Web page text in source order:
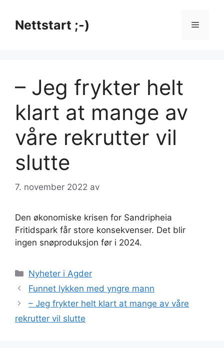
innholdNettstart ;-) Meny
– Jeg frykter helt
klart at mange av
våre rekrutter vil
slutte
7. november 2022 av
Den økonomiske krisen for Sandripheia
Fritidspark får store konsekvenser. Det blir
ingen snøproduksjon før i 2024.
Kategorier
Nyheter i Agder
Funnet lykken med yngre mann
– Jeg frykter helt klart at mange av våre
rekrutter vil slutte